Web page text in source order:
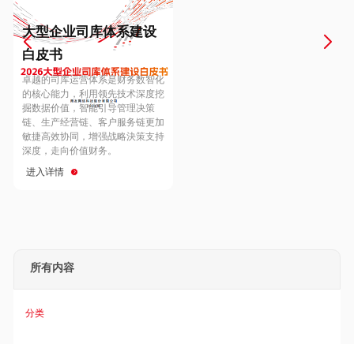
Europe
Hungary
Hong Kong
大型企业司库体系建设
白皮书
卓越的司库运营体系是财务数智化
的核心能力，利用领先技术深度挖
掘数据价值，智能引导管理决策
链、生产经营链、客户服务链更加
敏捷高效协同，增强战略決策支持
深度，走向价值财务。
进入详情
所有内容
分类